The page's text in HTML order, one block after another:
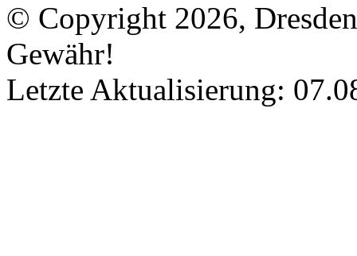
© Copyright 2026,
Gewähr!
Letzte Aktualisierung: